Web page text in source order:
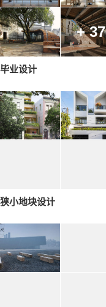
+ 37
毕业设计
狭小地块设计